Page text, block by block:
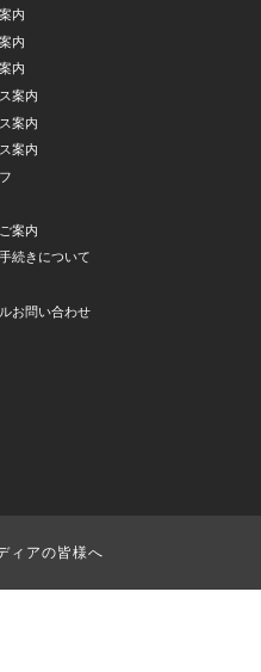
内
内
内
案内
案内
案内
案内
続きについて
お問い合わせ
ィアの皆様へ